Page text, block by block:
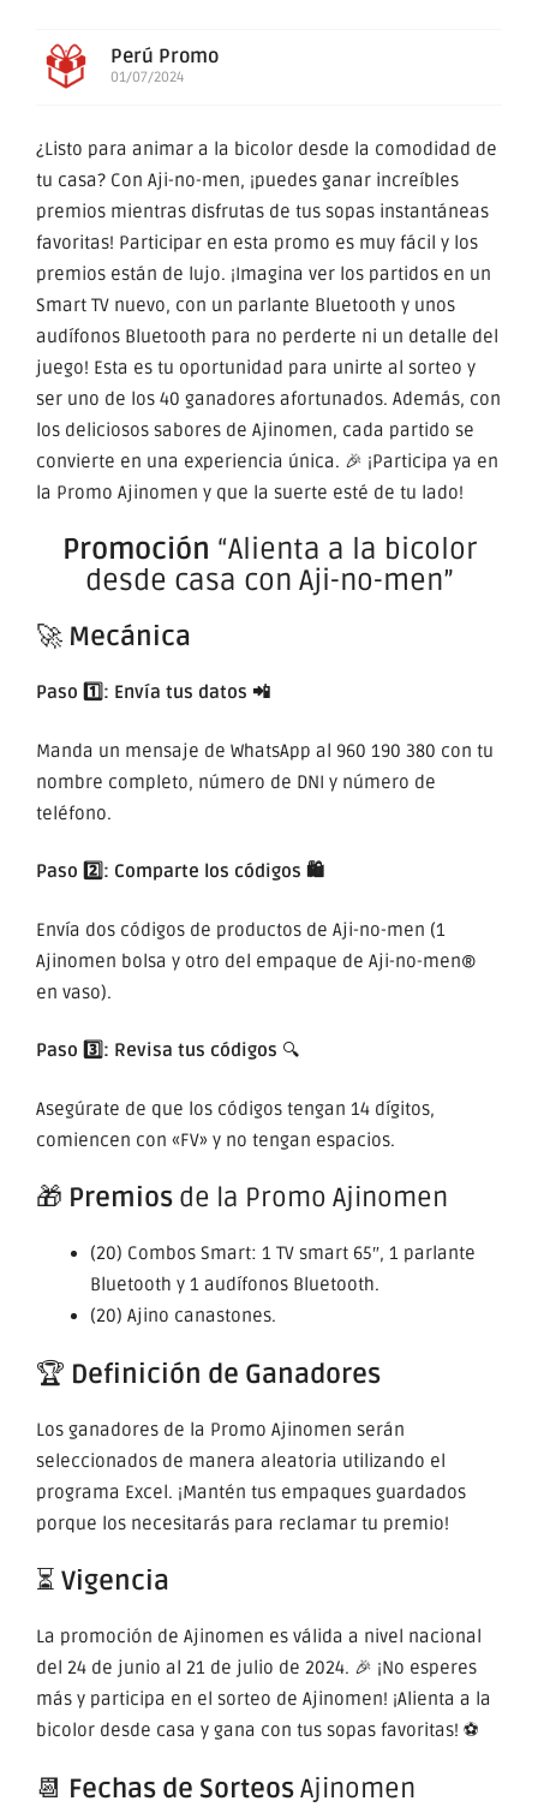
Perú Promo
01/07/2024
¿Listo para animar a la bicolor desde la comodidad de
tu casa? Con Aji-no-men, ¡puedes ganar increíbles
premios mientras disfrutas de tus sopas instantáneas
favoritas! Participar en esta promo es muy fácil y los
premios están de lujo. ¡Imagina ver los partidos en un
Smart TV nuevo, con un parlante Bluetooth y unos
audífonos Bluetooth para no perderte ni un detalle del
juego! Esta es tu oportunidad para unirte al sorteo y
ser uno de los 40 ganadores afortunados. Además, con
los deliciosos sabores de Ajinomen, cada partido se
convierte en una experiencia única. 🎉 ¡Participa ya en
la Promo Ajinomen y que la suerte esté de tu lado!
Promoción “Alienta a la bicolor
desde casa con Aji-no-men”
🚀 Mecánica
Paso 1️⃣: Envía tus datos 📲
Manda un mensaje de WhatsApp al 960 190 380 con tu
nombre completo, número de DNI y número de
teléfono.
Paso 2️⃣: Comparte los códigos 🛍️
Envía dos códigos de productos de Aji-no-men (1
Ajinomen bolsa y otro del empaque de Aji-no-men®
en vaso).
Paso 3️⃣: Revisa tus códigos 🔍
Asegúrate de que los códigos tengan 14 dígitos,
comiencen con «FV» y no tengan espacios.
🎁 Premios de la Promo Ajinomen
(20) Combos Smart: 1 TV smart 65″, 1 parlante
Bluetooth y 1 audífonos Bluetooth.
(20) Ajino canastones.
🏆 Definición de Ganadores
Los ganadores de la Promo Ajinomen serán
seleccionados de manera aleatoria utilizando el
programa Excel. ¡Mantén tus empaques guardados
porque los necesitarás para reclamar tu premio!
⏳ Vigencia
La promoción de Ajinomen es válida a nivel nacional
del 24 de junio al 21 de julio de 2024. 🎉 ¡No esperes
más y participa en el sorteo de Ajinomen! ¡Alienta a la
bicolor desde casa y gana con tus sopas favoritas! ⚽
📆 Fechas de SorteosAjinomen